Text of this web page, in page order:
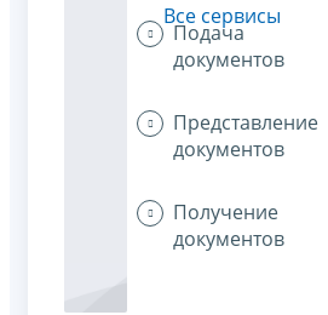
Подача
документов
Представление
документов
Получение
документов
Все сервисы